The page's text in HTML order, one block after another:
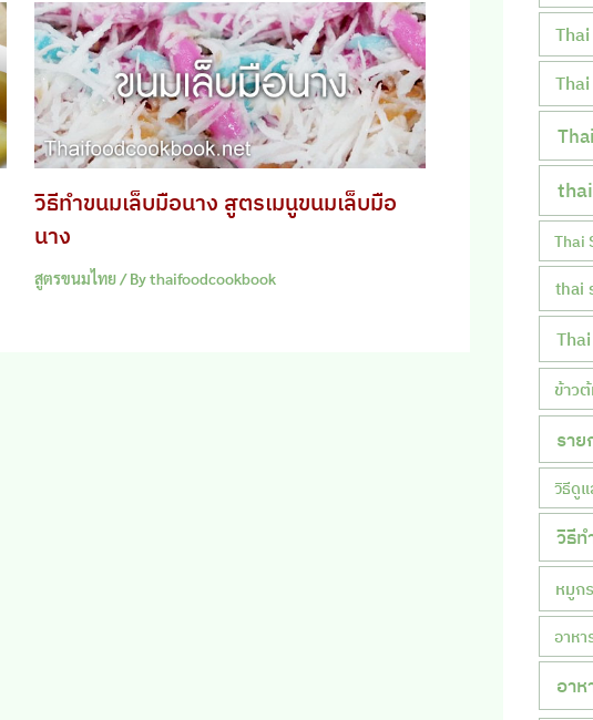
วิธีทำขนมเล็บมือนาง สูตรเมนูขนมเล็บมือ
นาง
สูตรขนมไทย/ Bythaifoodcookbook
Thai
thai
ข้าว
ราย
วิธีดู
วิธีท
หมูก
อาหา
อา